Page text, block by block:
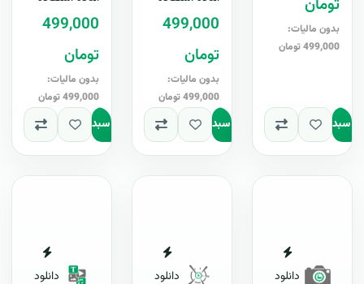
تومان
بدون مالیات:
499,000 تومان
به سبد
رایگا..
499,000
تومان
بدون مالیات:
499,000 تومان
افزودن به سبد
499,000
تومان
بدون مالیات:
499,000 تومان
افزودن به سبد
دانلود
دانلود
دانلود